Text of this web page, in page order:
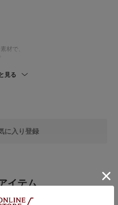
材で、
せん。
見る
に入り登録
イテム